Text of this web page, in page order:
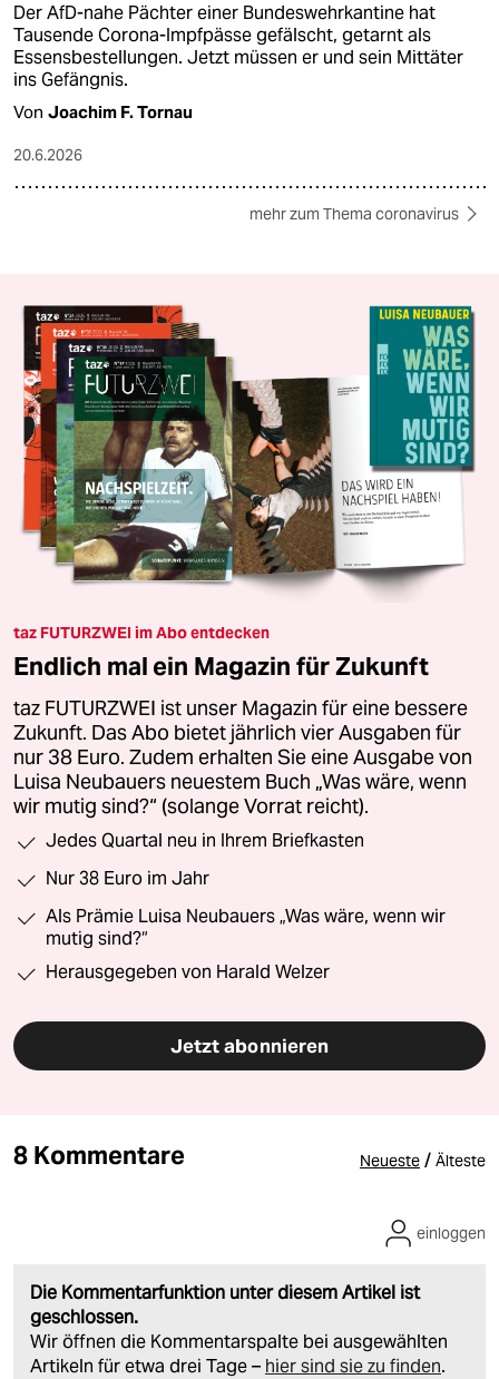
Der AfD-nahe Pächter einer Bundeswehrkantine hat
Tausende Corona-Impfpässe gefälscht, getarnt als
Essensbestellungen. Jetzt müssen er und sein Mittäter
ins Gefängnis.
Von Joachim F. Tornau
20.6.2026
mehr zum Thema coronavirus
taz FUTURZWEI im Abo entdecken
Endlich mal ein Magazin für Zukunft
taz FUTURZWEI ist unser Magazin für eine bessere
Zukunft. Das Abo bietet jährlich vier Ausgaben für
nur 38 Euro. Zudem erhalten Sie eine Ausgabe von
Luisa Neubauers neuestem Buch „Was wäre, wenn
wir mutig sind?“ (solange Vorrat reicht).
Jedes Quartal neu in Ihrem Briefkasten
Nur 38 Euro im Jahr
Als Prämie Luisa Neubauers „Was wäre, wenn wir
mutig sind?“
Herausgegeben von Harald Welzer
Jetzt abonnieren
8 Kommentare Neueste / Älteste
Die Kommentarfunktion unter diesem Artikel ist
geschlossen.
Wir öffnen die Kommentarspalte bei ausgewählten
Artikeln für etwa drei Tage – hier sind sie zu finden.
einloggen